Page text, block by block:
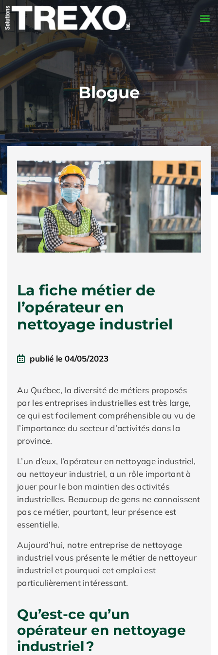
Blogue
La fiche métier de
l’opérateur en
nettoyage industriel
publié le 04/05/2023
Au Québec, la diversité de métiers proposés
par les entreprises industrielles est très large,
ce qui est facilement compréhensible au vu de
l’importance du secteur d’activités dans la
province.
L’un d’eux, l’opérateur en nettoyage industriel,
ou nettoyeur industriel, a un rôle important à
jouer pour le bon maintien des activités
industrielles. Beaucoup de gens ne connaissent
pas ce métier, pourtant, leur présence est
essentielle.
Aujourd’hui, notre entreprise de nettoyage
industriel vous présente le métier de nettoyeur
industriel et pourquoi cet emploi est
particulièrement intéressant.
Qu’est-ce qu’un
opérateur en nettoyage
industriel ?